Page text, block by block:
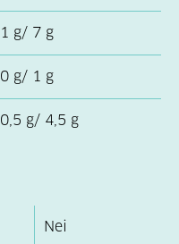
1 g/ 7 g
0 g/ 1 g
0,5 g/ 4,5 g
Nei